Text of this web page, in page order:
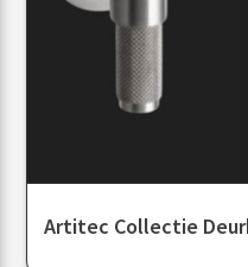
Artitec Collectie